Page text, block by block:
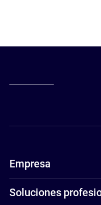
Empresa
Soluciones